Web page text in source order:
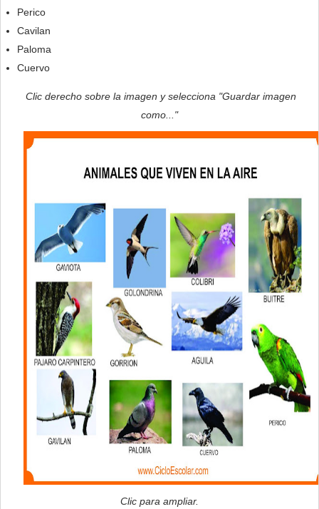
Perico
Cavilan
Paloma
Cuervo
Clic derecho sobre la imagen y selecciona "Guardar imagen
como..."
Clic para ampliar.